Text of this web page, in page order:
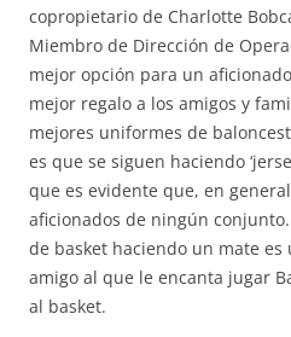
copropietario de Charlotte
Miembro de Dirección de
mejor opción para un
mejor regalo a los amigos y
mejores uniformes de
es que se siguen haciendo
que es evidente que, en
aficionados de ningún
de basket haciendo un mate
amigo al que le encanta jugar
al basket.